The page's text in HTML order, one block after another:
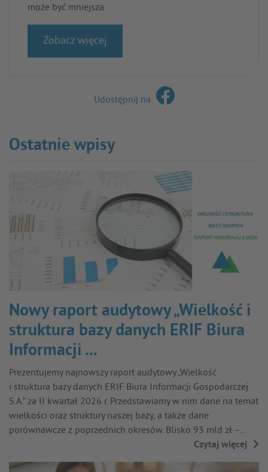
może być mniejsza.
Zobacz więcej
Udostępnij na:
Ostatnie wpisy
Nowy raport audytowy „Wielkość i
struktura bazy danych ERIF Biura
Informacji ...
Prezentujemy najnowszy raport audytowy „Wielkość
i struktura bazy danych ERIF Biura Informacji Gospodarczej
S.A.” za II kwartał 2026 r. Przedstawiamy w nim dane na temat
wielkości oraz struktury naszej bazy, a także dane
porównawcze z poprzednich okresów. Blisko 93 mld zł –…
Czytaj więcej